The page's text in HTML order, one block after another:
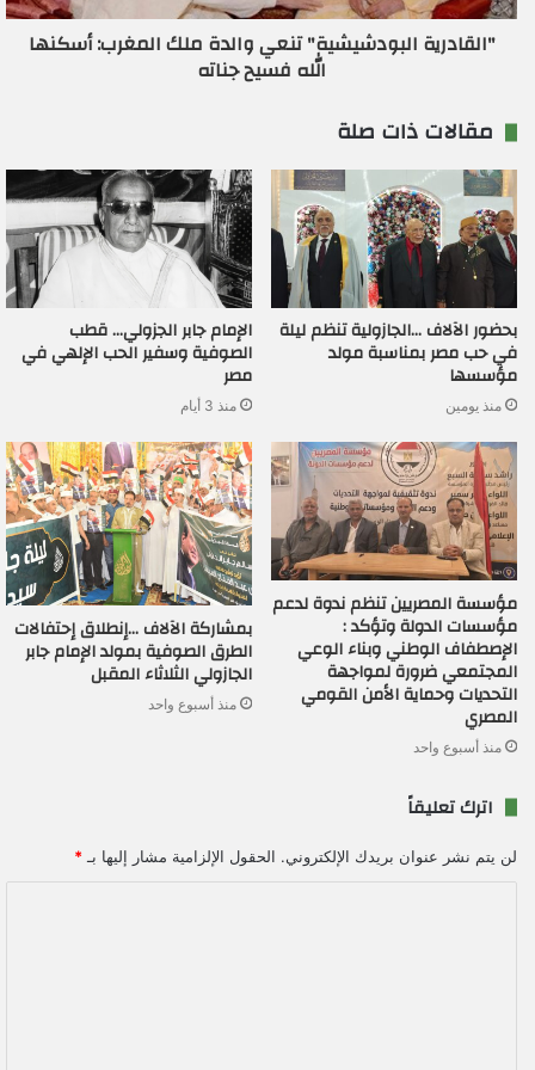
"القادرية البودشيشية" تنعي والدة ملك المغرب: أسكنها
الله فسيح جناته
مقالات ذات صلة
بحضور الآلاف …الجازولية تنظم ليلة
في حب مصر بمناسبة مولد
مؤسسها
منذ يومين
الإمام جابر الجزولي… قطب
الصوفية وسفير الحب الإلهي في
مصر
منذ 3 أيام
مؤسسة المصريين تنظم ندوة لدعم
مؤسسات الدولة وتؤكد :
الإصطفاف الوطني وبناء الوعي
المجتمعي ضرورة لمواجهة
التحديات وحماية الأمن القومي
المصري
منذ أسبوع واحد
بمشاركة الآلاف …إنطلاق إحتفالات
الطرق الصوفية بمولد الإمام جابر
الجازولي الثلاثاء المقبل
منذ أسبوع واحد
اترك تعليقاً
لن يتم نشر عنوان بريدك الإلكتروني. الحقول الإلزامية مشار إليها بـ *